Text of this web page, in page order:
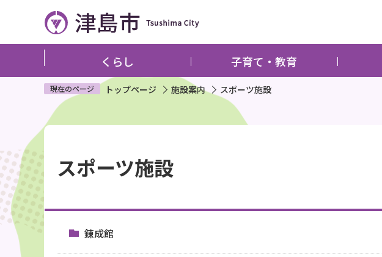
ペ
ジ
す
くらし 子育て・教育
現在のページ トップページ 施設案内 スポーツ施設
文
こ
こ
か
ら
スポーツ施設
錬成館